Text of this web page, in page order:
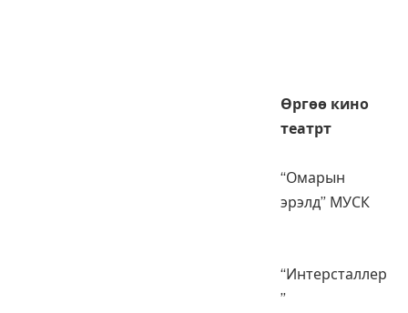
Өргөө кино
театрт
“Омарын
эрэлд” МУСК
“Интерсталлер
”